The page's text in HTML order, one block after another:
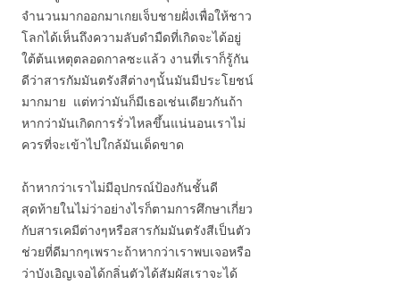
จำนวนมากออกมาเกยเจ็บชายฝั่งเพื่อให้ชาว
โลกได้เห็นถึงความลับดำมืดที่เกิดจะได้อยู่
ใต้ต้นเหตุตลอดกาลซะแล้ว งานที่เราก็รู้กัน
ดีว่าสารกัมมันตรังสีต่างๆนั้นมันมีประโยชน์
มากมาย แต่ทว่ามันก็มีเธอเช่นเดียวกันถ้า
หากว่ามันเกิดการรั่วไหลขึ้นแน่นอนเราไม่
ควรที่จะเข้าไปใกล้มันเด็ดขาด
ถ้าหากว่าเราไม่มีอุปกรณ์ป้องกันชั้นดี
สุดท้ายในไม่ว่าอย่างไรก็ตามการศึกษาเกี่ยว
กับสารเคมีต่างๆหรือสารกัมมันตรังสีเป็นตัว
ช่วยที่ดีมากๆเพราะถ้าหากว่าเราพบเจอหรือ
ว่าบังเอิญเจอได้กลิ่นตัวได้สัมผัสเราจะได้